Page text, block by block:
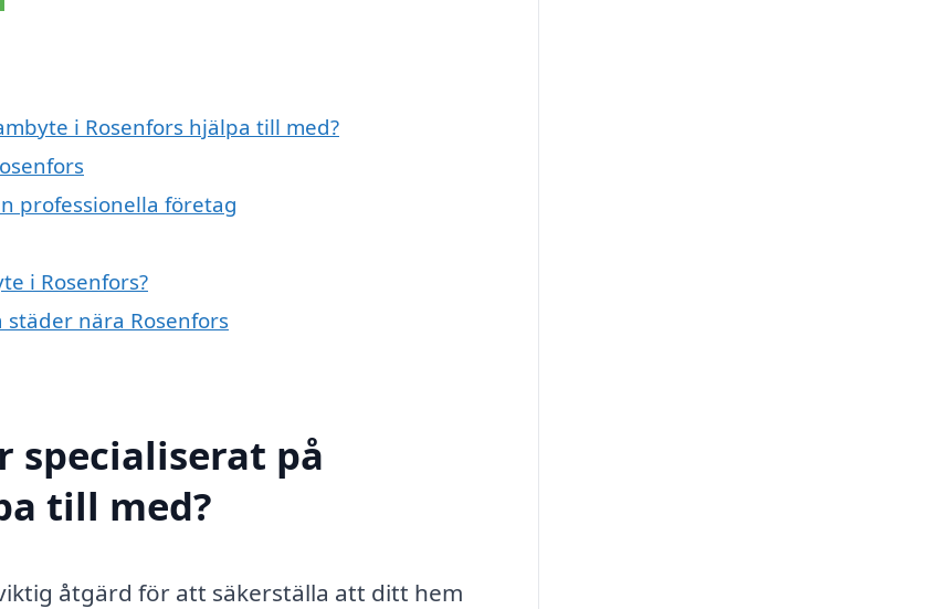
i Rosenfors hjälpa till med?
professionella företag
i Rosenfors?
nära Rosenfors
specialiserat på
till med?
åtgärd för att säkerställa att ditt hem